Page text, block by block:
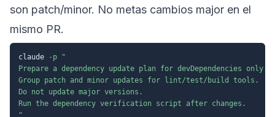
son patch/minor. No metas cambios major en el
mismo PR.
claude -p
"
Prepare a dependency update plan for devDependencies only.
Group patch and minor updates for lint/test/build tools.
Do not update major versions.
Run the dependency verification script after changes.
"